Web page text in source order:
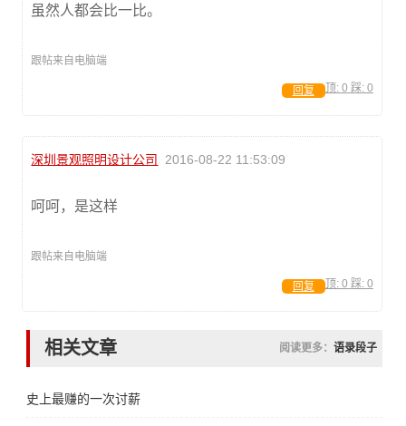
虽然人都会比一比。
跟帖来自电脑端
顶: 0 踩: 0
回复
深圳景观照明设计公司 2016-08-22 11:53:09
呵呵，是这样
跟帖来自电脑端
顶: 0 踩: 0
回复
相关文章 阅读更多： 语录段子
史上最赚的一次讨薪